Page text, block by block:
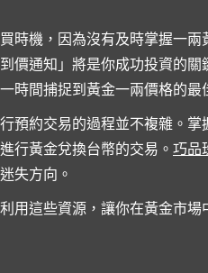
時機，因為沒有及時掌握一
價通知」將是你成功投資的
時間捕捉到黃金一兩價格的最
預約交易的過程並不複雜。
行黃金兌換台幣的交易。 巧品
失方向。
用這些資源，讓你在黃金市場